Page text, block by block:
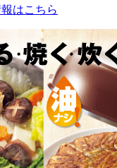
はこちら